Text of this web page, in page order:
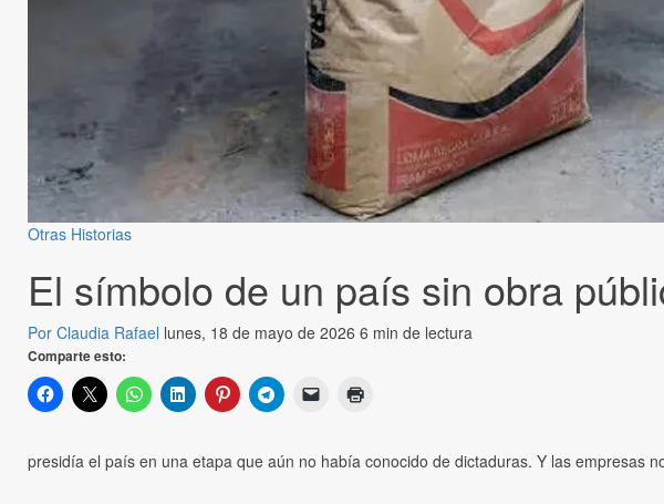
Otras Historias
El símbolo de un país sin obra
Por Claudia Rafael lunes, 18 de mayo de 2026 6 min de lectura
Comparte esto:
presidía el país en una etapa que aún no había conocido de dictaduras. Y las empresas